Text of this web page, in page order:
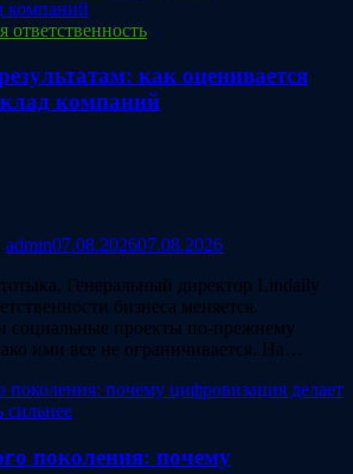
ответственность
как оценивается
компаний
admin07.08.202607.08.2026
Генеральный директор Lindaily
бизнеса меняется.
социальные проекты по-прежнему
ими все не ограничивается. На…
поколения: почему